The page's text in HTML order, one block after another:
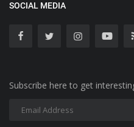
SOCIAL MEDIA
Subscribe here to get